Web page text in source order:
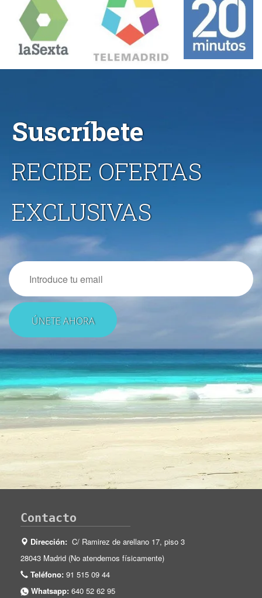
Suscríbete
RECIBE OFERTAS
EXCLUSIVAS
Email
Contacto
Dirección: C/ Ramirez de arellano 17, piso 3
28043 Madrid (No atendemos físicamente)
Teléfono: 91 515 09 44
Whatsapp: 640 52 62 95